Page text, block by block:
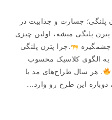
پلنگی؛ جسارت و جذابیت در
پلنگی میشه، اولین چیزی
چشمگیره
.چرا پترن پلنگی
الگوی کلاسیک محسوب
. هر سال طراح‌های مد با
این طرح رو وارد...